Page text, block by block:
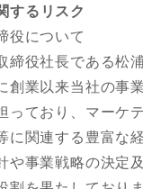
するリスク
役について
締役社長である松
創業以来当社の事
っており、マーケ
に関連する豊富な
や事業戦略の決定